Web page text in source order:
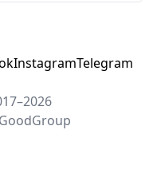
InstagramTelegram
GoodGroup